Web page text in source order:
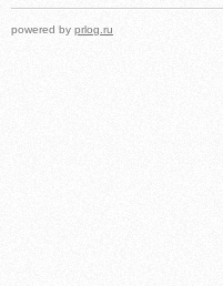
powered by prlog.ru